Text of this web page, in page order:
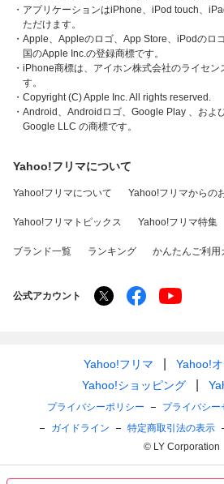
・アプリケーションはiPhone、iPod touch、
ただけます。
・Apple、Appleのロゴ、App Store、iPodのロ
国のApple Inc.の登録商標です。
・iPhone商標は、アイホン株式会社のライセン
す。
・Copyright (C) Apple Inc. All rights reserved.
・Android、Androidロゴ、Google Play 、およ
Google LLC の商標です。
Yahoo!フリマについて
Yahoo!フリマについて Yahoo!フリマからの
Yahoo!フリマトピックス Yahoo!フリマ特集
ブランド一覧 ランキング かんたんご利用
公式アカウント
Yahoo!フリマ
Yahoo!
Yahoo!ショッピング
プライバシーポリシー プライバシー
ガイドライン
特定商取引法の表示
© LY Corporation